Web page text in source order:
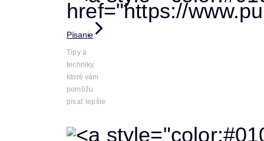
Písanie
Tipy a
techniky,
ktoré vám
pomôžu
písať lepšie